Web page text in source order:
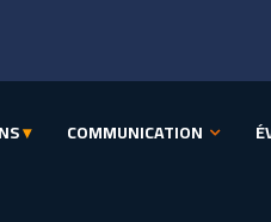
▾ COMMUNICATION